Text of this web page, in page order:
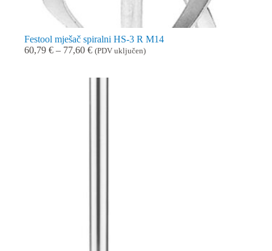
Festool mješač spiralni HS-3 R M14
60,79 € – 77,60 €Raspon
(PDV uključen)